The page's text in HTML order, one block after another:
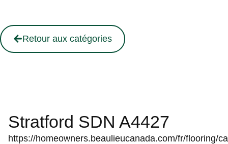
Retour aux catégories
Stratford SDN A4427
https://homeowners.beaulieucanada.com/fr/flooring/